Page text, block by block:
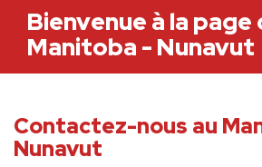
Bienvenue à la page
Manitoba - Nunavut
Contactez-nous au
Nunavut